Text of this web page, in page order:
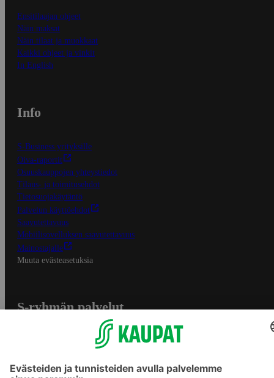
Ensitilaajan ohjeet
Näin maksat
Näin tilaat ja muokkaat
Kaikki ohjeet ja vinkit
In English
Info
S-Business yrityksille
Oiva-raportit
Osuuskauppojen yhteystiedot
Tilaus- ja toimitusehdot
Tietosuojakäytäntö
Palvelun käyttöehdot
Saavutettavuus
Mobiilisovelluksen saavutettavuus
Mainostajalle
Muuta evästeasetuksia
S-ryhmän palvelut
Yhteishyvä Ruoka -sovellus